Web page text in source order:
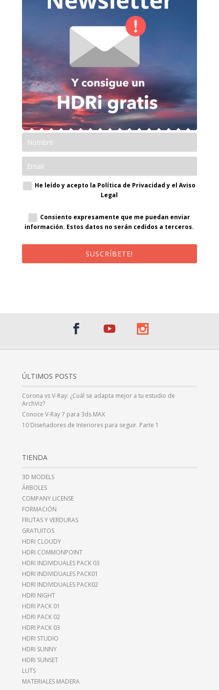
He leído y acepto la Política de Privacidad y el Aviso
Legal
Consiento expresamente que me puedan enviar
información. Estos datos no serán cedidos a terceros.
SUSCRÍBETE!
ÚLTIMOS POSTS
Corona vs V-Ray: ¿Cuál se adapta mejor a tu estudio de
ArchViz?
Conoce V-Ray 7 para 3ds MAX
10 Diseñadores de Interiores para seguir. Parte 1
TIENDA
3D MODELS
ÁRBOLES
COMPANY LICENSE
FORMACIÓN
FRUTAS Y VERDURAS
GRATUITOS
HDRI CLOUDY
HDRI COMMONPOINT
HDRI INDIVIDUALES PACK 03
HDRI INDIVIDUALES PACK01
HDRI INDIVIDUALES PACK02
HDRI NIGHT
HDRI PACK 01
HDRI PACK 02
HDRI PACK 03
HDRI STUDIO
HDRI SUNNY
HDRI SUNSET
LUTS
MATERIALES MADERA